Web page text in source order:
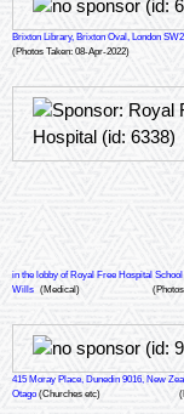
Brixton Library, Brixton Oval, London
(Photos Taken: 08-Apr-2022)
in the lobby of Royal Free Hospital
Wills (Medical)
415 Moray Place, Dunedin 9016, New
Otago (Churches etc)